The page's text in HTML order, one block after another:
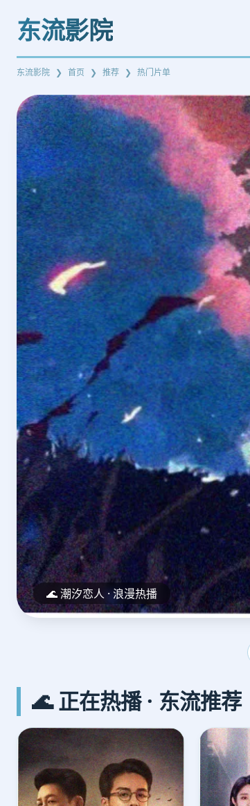
东流影院
东流影院 首页 推荐 热门片单
🚤 深海救援 震撼上映
🌊 正在热播 · 东流推荐